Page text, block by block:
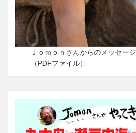
Ｊｏｍｏｎさんからのメッセージ
（PDFファイル）